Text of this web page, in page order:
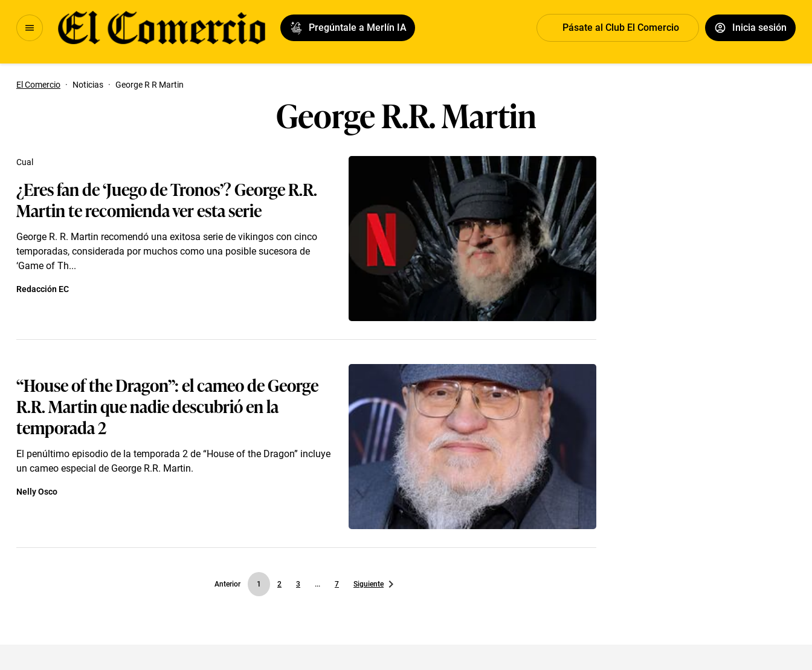
Pregúntale a Merlín IA Pásate al Club El Comercio Inicia sesión
El Comercio · Noticias · George R R Martin
George R.R. Martin
¿Eres fan de ‘Juego de Tronos’? George R.R.
Martin te recomienda ver esta serie
George R. R. Martin recomendó una exitosa serie de vikingos con cinco
temporadas, considerada por muchos como una posible sucesora de
‘Game of Th...
Cual
Redacción EC
“House of the Dragon”: el cameo de George
R.R. Martin que nadie descubrió en la
temporada 2
El penúltimo episodio de la temporada 2 de “House of the Dragon” incluye
un cameo especial de George R.R. Martin.
Nelly Osco
Anterior 1 2 3 ... 7 Siguiente